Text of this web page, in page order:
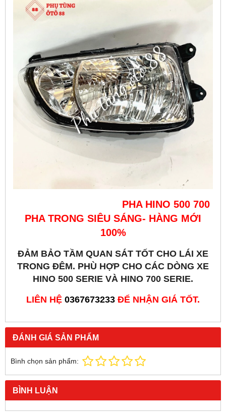
PHA HINO 500 700
PHA TRONG SIÊU SÁNG- HÀNG MỚI
100%
ĐẢM BẢO TẦM QUAN SÁT TỐT CHO LÁI XE
TRONG ĐÊM. PHÙ HỢP CHO CÁC DÒNG XE
HINO 500 SERIE VÀ HINO 700 SERIE.
LIÊN HỆ 0367673233 ĐỂ NHẬN GIÁ TỐT.
ĐÁNH GIÁ SẢN PHẨM
Bình chọn sản phẩm:
BÌNH LUẬN